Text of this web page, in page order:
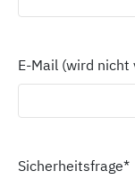
E-Mail (wird
Sicherheitsfrage*